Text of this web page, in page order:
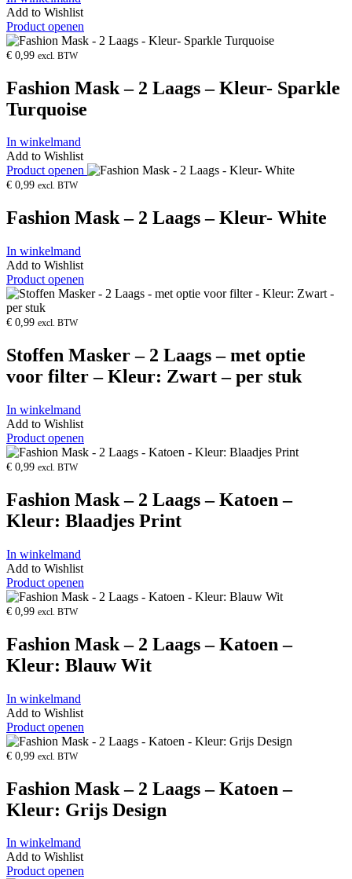
Add to Wishlist
Product openen
€ 0,99 excl. BTW
Fashion Mask – 2 Laags – Kleur- Sparkle
Turquoise
In winkelmand
Add to Wishlist
Product openen
€ 0,99 excl. BTW
Fashion Mask – 2 Laags – Kleur- White
In winkelmand
Add to Wishlist
Product openen
€ 0,99 excl. BTW
Stoffen Masker – 2 Laags – met optie
voor filter – Kleur: Zwart – per stuk
In winkelmand
Add to Wishlist
Product openen
€ 0,99 excl. BTW
Fashion Mask – 2 Laags – Katoen –
Kleur: Blaadjes Print
In winkelmand
Add to Wishlist
Product openen
€ 0,99 excl. BTW
Fashion Mask – 2 Laags – Katoen –
Kleur: Blauw Wit
In winkelmand
Add to Wishlist
Product openen
€ 0,99 excl. BTW
Fashion Mask – 2 Laags – Katoen –
Kleur: Grijs Design
In winkelmand
Add to Wishlist
Product openen